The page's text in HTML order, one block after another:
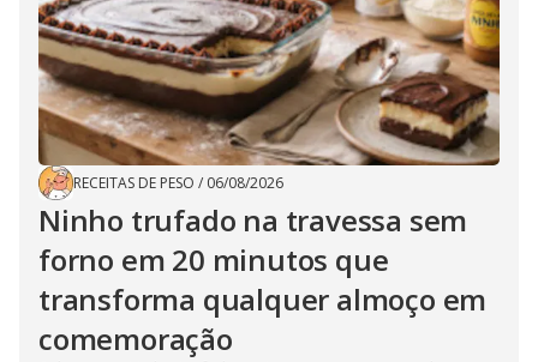
RECEITAS DE PESO / 06/08/2026
Ninho trufado na travessa sem
forno em 20 minutos que
transforma qualquer almoço em
comemoração